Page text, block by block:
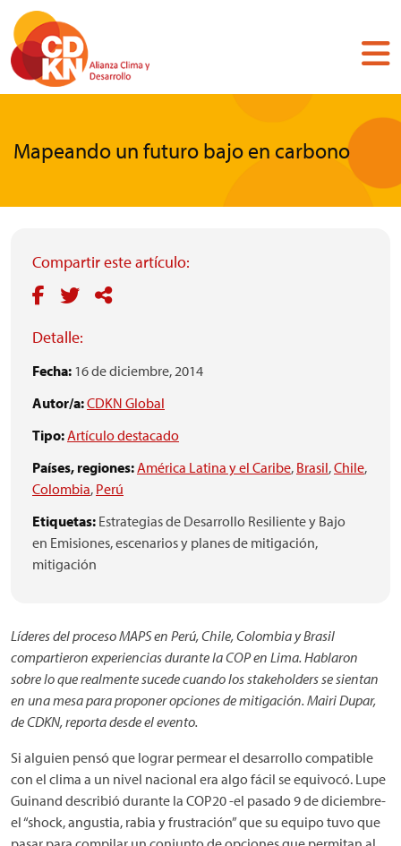
Pasar
contenido
principal
Mapeando un futuro bajo en carbono
Compartir este artículo:
Detalle:
Fecha: 16 de diciembre, 2014
Autor/a:CDKN Global
Tipo:Artículo destacado
Países, regiones:América Latina y el Caribe, Brasil,Chile,
Colombia, Perú
Etiquetas: Estrategias de Desarrollo Resiliente y Bajo
en Emisiones,escenarios y planes de mitigación,
mitigación
Líderes del proceso MAPS en Perú, Chile, Colombia y Brasil
compartieron experiencias durante la COP en Lima. Hablaron
sobre lo que realmente sucede cuando los stakeholders se sientan
en una mesa para proponer opciones de mitigación. Mairi Dupar,
de CDKN, reporta desde el evento.
Si alguien pensó que lograr permear el desarrollo compatible
con el clima a un nivel nacional era algo fácil se equivocó. Lupe
Guinand describió durante la COP20 -el pasado 9 de diciembre-
el “shock, angustia, rabia y frustración” que su equipo tuvo que